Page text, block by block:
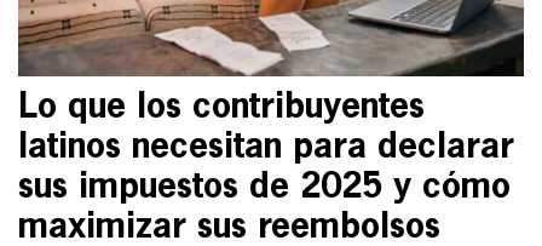
Lo que los contribuyentes
latinos necesitan para declarar
sus impuestos de 2025 y cómo
maximizar sus reembolsos